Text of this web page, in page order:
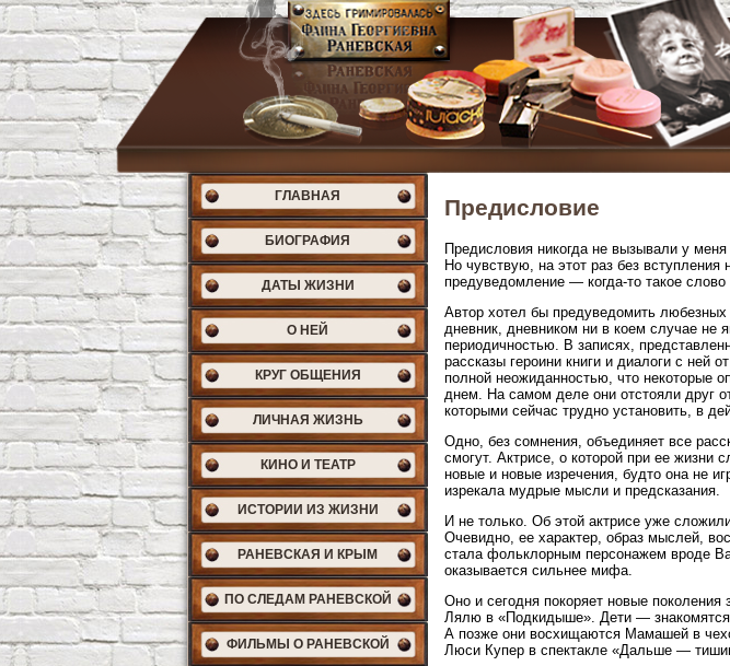
ГЛАВНАЯ
БИОГРАФИЯ
ДАТЫ ЖИЗНИ
О НЕЙ
КРУГ ОБЩЕНИЯ
ЛИЧНАЯ ЖИЗНЬ
КИНО И ТЕАТР
ИСТОРИИ ИЗ ЖИЗНИ
РАНЕВСКАЯ И КРЫМ
ПО СЛЕДАМ РАНЕВСКОЙ
ФИЛЬМЫ О РАНЕВСКОЙ
Предисловие
Предисловия никогда не вызывали у
Но чувствую, на этот раз без
предуведомление — когда-то такое
Автор хотел бы предуведомить
дневник, дневником ни в коем случае не
периодичностью. В записях,
рассказы героини книги и диалоги с ней
полной неожиданностью, что некоторые
днем. На самом деле они отстояли друг
которыми сейчас трудно установить, в
Одно, без сомнения, объединяет все
смогут. Актрисе, о которой при ее жизни
новые и новые изречения, будто она не
изрекала мудрые мысли и предсказания.
И не только. Об этой актрисе уже
Очевидно, ее характер, образ мыслей,
стала фольклорным персонажем вроде
оказывается сильнее мифа.
Оно и сегодня покоряет новые
Лялю в «Подкидыше». Дети —
А позже они восхищаются Мамашей в
Люси Купер в спектакле «Дальше —